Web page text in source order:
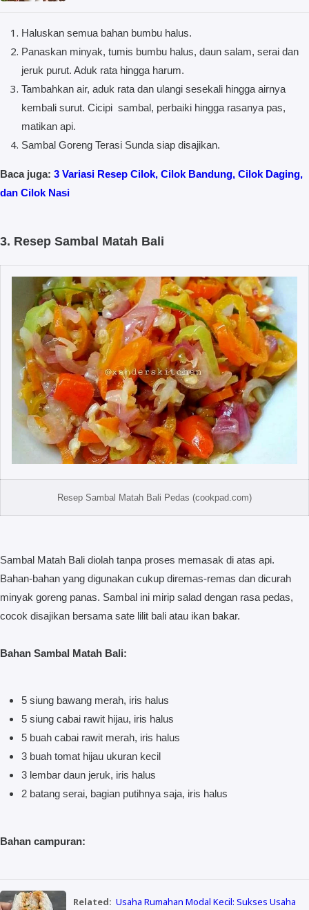
Haluskan semua bahan bumbu halus.
Panaskan minyak, tumis bumbu halus, daun salam, serai dan
jeruk purut. Aduk rata hingga harum.
Tambahkan air, aduk rata dan ulangi sesekali hingga airnya
kembali surut. Cicipi sambal, perbaiki hingga rasanya pas,
matikan api.
Sambal Goreng Terasi Sunda siap disajikan.
Baca juga: 3 Variasi Resep Cilok, Cilok Bandung, Cilok Daging,
dan Cilok Nasi
3. Resep Sambal Matah Bali
Resep Sambal Matah Bali Pedas (cookpad.com)
Sambal Matah Bali diolah tanpa proses memasak di atas api.
Bahan-bahan yang digunakan cukup diremas-remas dan dicurah
minyak goreng panas. Sambal ini mirip salad dengan rasa pedas,
cocok disajikan bersama sate lilit bali atau ikan bakar.
Bahan Sambal Matah Bali:
5 siung bawang merah, iris halus
5 siung cabai rawit hijau, iris halus
5 buah cabai rawit merah, iris halus
3 buah tomat hijau ukuran kecil
3 lembar daun jeruk, iris halus
2 batang serai, bagian putihnya saja, iris halus
Bahan campuran:
Related: Usaha Rumahan Modal Kecil: Sukses Usaha